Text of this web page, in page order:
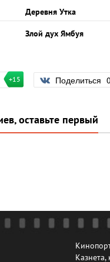
Деревня Утка
Злой дух Ямбуя
+15 Поделиться 0
оставьте первый
Казнета,